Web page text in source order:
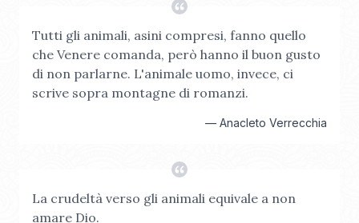
Tutti gli animali, asini compresi, fanno quello
che Venere comanda, però hanno il buon gusto
di non parlarne. L'animale uomo, invece, ci
scrive sopra montagne di romanzi.
— Anacleto Verrecchia
La crudeltà verso gli animali equivale a non
amare Dio.